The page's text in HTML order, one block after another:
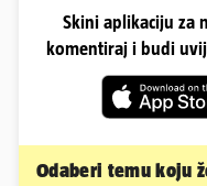
Skini aplikaciju za
komentiraj i budi
Odaberi temu koju